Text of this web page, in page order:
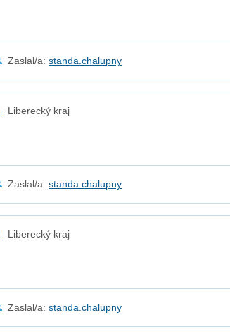
Zaslal/a:standa.chalupny
Liberecký kraj
Zaslal/a:standa.chalupny
Liberecký kraj
Zaslal/a:standa.chalupny